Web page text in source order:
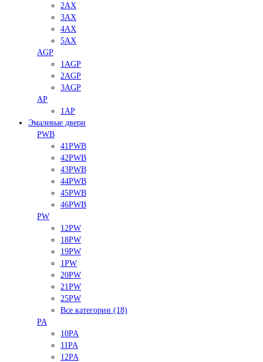
2AX
3AX
4AX
5AX
AGP
1AGP
2AGP
3AGP
AP
1AP
Эмалевые двери
PWB
41PWB
42PWB
43PWB
44PWB
45PWB
46PWB
PW
12PW
18PW
19PW
1PW
20PW
21PW
25PW
Все категории (18)
PA
10PA
11PA
12PA